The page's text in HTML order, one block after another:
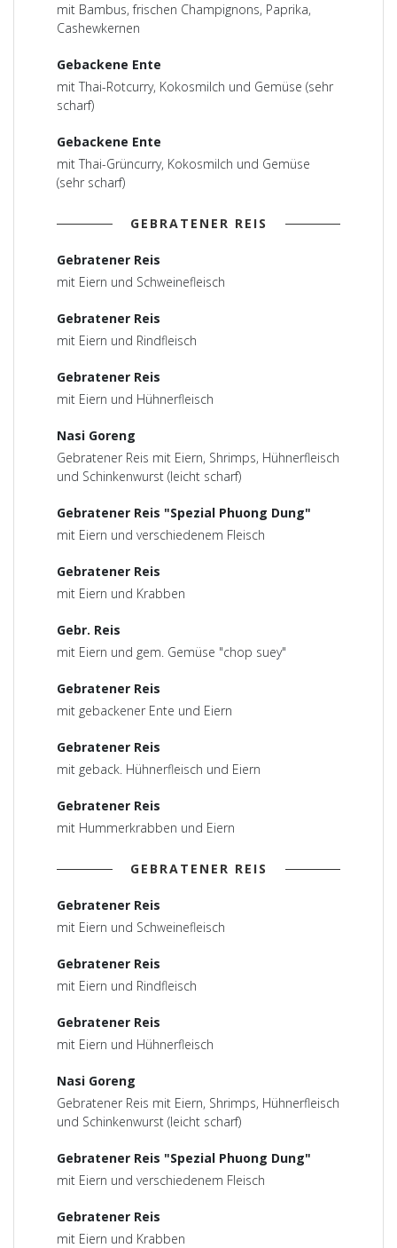
mit Bambus, frischen Champignons, Paprika,
Cashewkernen
Gebackene Ente
mit Thai-Rotcurry, Kokosmilch und Gemüse (sehr
scharf)
Gebackene Ente
mit Thai-Grüncurry, Kokosmilch und Gemüse
(sehr scharf)
GEBRATENER REIS
Gebratener Reis
mit Eiern und Schweinefleisch
Gebratener Reis
mit Eiern und Rindfleisch
Gebratener Reis
mit Eiern und Hühnerfleisch
Nasi Goreng
Gebratener Reis mit Eiern, Shrimps, Hühnerfleisch
und Schinkenwurst (leicht scharf)
Gebratener Reis "Spezial Phuong Dung"
mit Eiern und verschiedenem Fleisch
Gebratener Reis
mit Eiern und Krabben
Gebr. Reis
mit Eiern und gem. Gemüse "chop suey"
Gebratener Reis
mit gebackener Ente und Eiern
Gebratener Reis
mit geback. Hühnerfleisch und Eiern
Gebratener Reis
mit Hummerkrabben und Eiern
GEBRATENER REIS
Gebratener Reis
mit Eiern und Schweinefleisch
Gebratener Reis
mit Eiern und Rindfleisch
Gebratener Reis
mit Eiern und Hühnerfleisch
Nasi Goreng
Gebratener Reis mit Eiern, Shrimps, Hühnerfleisch
und Schinkenwurst (leicht scharf)
Gebratener Reis "Spezial Phuong Dung"
mit Eiern und verschiedenem Fleisch
Gebratener Reis
mit Eiern und Krabben